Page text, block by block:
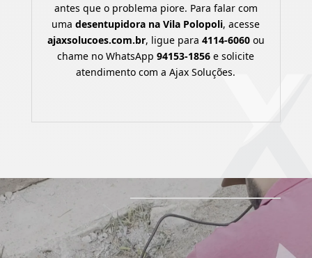
antes que o problema piore. Para falar com
umadesentupidora na Vila Polopoli, acesse
ajaxsolucoes.com.br, ligue para 4114-6060ou
chame no WhatsApp94153-1856 e solicite
atendimento com a Ajax Soluções.